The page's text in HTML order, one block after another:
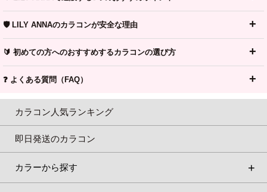
🛡️ LILY ANNAのカラコンが安全な理由
🔰 初めての方へのおすすめするカラコンの選び方
❓ よくある質問（FAQ）
カラコン人気ランキング
即日発送のカラコン
カラーから探す